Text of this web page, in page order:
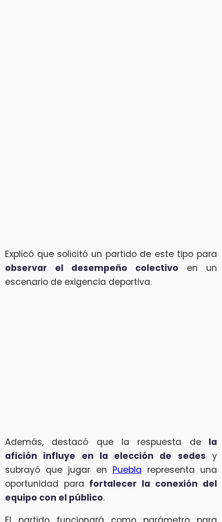
Explicó que solicitó un partido de este tipo para
observar el desempeño colectivo en un
escenario de exigencia deportiva.
Además, destacó que la respuesta dela
afición influye en la elección de sedes y
subrayó que jugar en Puebla representa una
oportunidad para fortalecer la conexión del
equipo con el público.